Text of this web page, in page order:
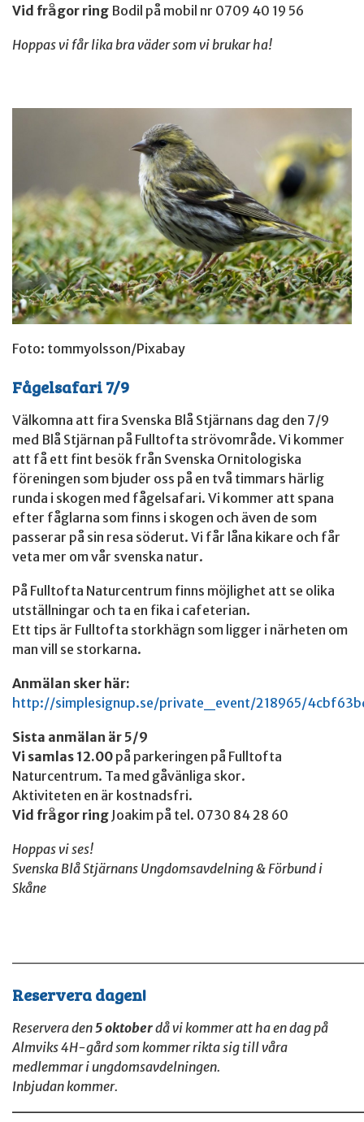
Vid frågor ring Bodil på mobil nr 0709 40 19 56
Hoppas vi får lika bra väder som vi brukar ha!
Foto: tommyolsson/Pixabay
Fågelsafari 7/9
Välkomna att fira Svenska Blå Stjärnans dag den 7/9
med Blå Stjärnan på Fulltofta strövområde. Vi kommer
att få ett fint besök från Svenska Ornitologiska
föreningen som bjuder oss på en två timmars härlig
runda i skogen med fågelsafari. Vi kommer att spana
efter fåglarna som finns i skogen och även de som
passerar på sin resa söderut. Vi får låna kikare och får
veta mer om vår svenska natur.
På Fulltofta Naturcentrum finns möjlighet att se olika
utställningar och ta en fika i cafeterian.
Ett tips är Fulltofta storkhägn som ligger i närheten om
man vill se storkarna.
Anmälan sker här:
http://simplesignup.se/private_event/218965/
Sista anmälan är 5/9
Vi samlas 12.00 på parkeringen på Fulltofta
Naturcentrum. Ta med gåvänliga skor.
Aktiviteten en är kostnadsfri.
Vid frågor ring Joakim på tel. 0730 84 28 60
Hoppas vi ses!
Svenska Blå Stjärnans Ungdomsavdelning & Förbund i
Skåne
Reservera dagen!
Reservera den 5 oktoberdå vi kommer att ha en dag på
Almviks 4H-gård som kommer rikta sig till våra
medlemmar i ungdomsavdelningen.
Inbjudan kommer.